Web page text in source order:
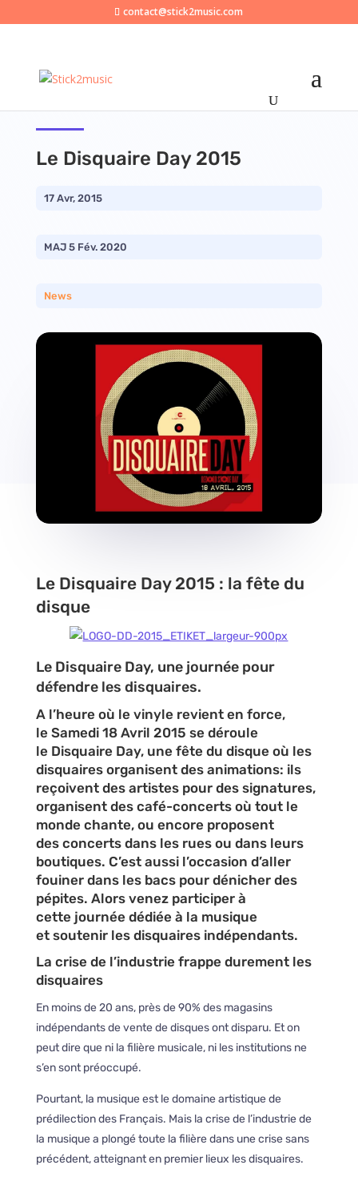
contact@stick2music.com
Le Disquaire Day 2015
17 Avr, 2015
MAJ 5 Fév. 2020
News
Le Disquaire Day 2015 : la fête du
disque
Le Disquaire Day, une journée pour
défendre les disquaires.
A l’heure où le vinyle revient en force,
le Samedi 18 Avril 2015 se déroule
le Disquaire Day, une fête du disque où les
disquaires organisent des animations: ils
reçoivent des artistes pour des signatures,
organisent des café-concerts où tout le
monde chante, ou encore proposent
des concerts dans les rues ou dans leurs
boutiques. C’est aussi l’occasion d’aller
fouiner dans les bacs pour dénicher des
pépites. Alors venez participer à
cette journée dédiée à la musique
et soutenir les disquaires indépendants.
La crise de l’industrie frappe durement les
disquaires
En moins de 20 ans, près de 90% des magasins
indépendants de vente de disques ont disparu. Et on
peut dire que ni la filière musicale, ni les institutions ne
s’en sont préoccupé.
Pourtant, la musique est le domaine artistique de
prédilection des Français. Mais la crise de l’industrie de
la musique a plongé toute la filière dans une crise sans
précédent, atteignant en premier lieux les disquaires.